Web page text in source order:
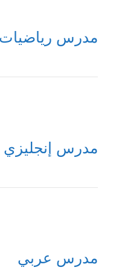
مدرس رياضيات
مدرس إنجليزي
مدرس عربي